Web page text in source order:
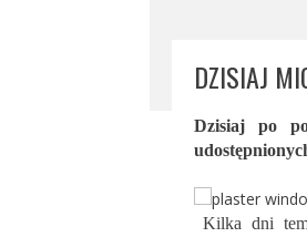
DZISIAJ
Dzisiaj po
Kilka dni